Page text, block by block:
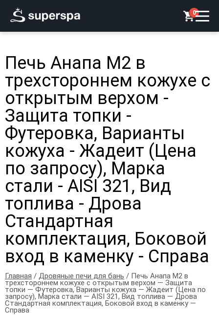
0
Печь Анапа М2 в
трехстороннем кожухе с
открытым верхом -
Защита топки -
Футеровка, Варианты
кожуха - Жадеит (Цена
по запросу), Марка
стали - AISI 321, Вид
топлива - Дрова
Стандартная
комплектация, Боковой
вход в каменку - Справа
Главная / Дровяные печи для бань / Печь Анапа М2 в
трехстороннем кожухе с открытым верхом — Защита
топки — Футеровка, Варианты кожуха — Жадеит (Цена по
запросу), Марка стали — AISI 321, Вид топлива — Дрова
Стандартная комплектация, Боковой вход в каменку —
Справа